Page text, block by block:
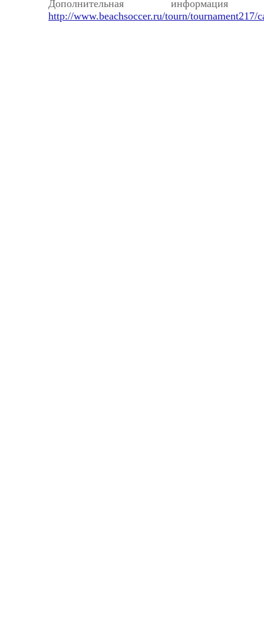
Дополнительная
http://www.beachsoccer.ru/tourn/tournament217/